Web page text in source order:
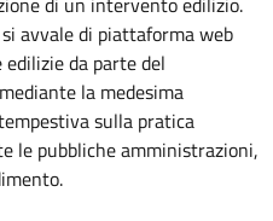
avvale di piattaforma web
da parte del
la medesima
sulla pratica
le pubbliche amministrazioni,